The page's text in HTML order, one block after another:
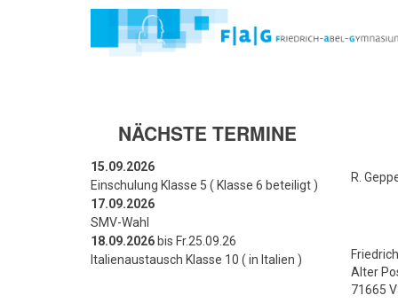
R.
Alter
71665
NÄCHSTE TERMINE
15.09.2026
Einschulung Klasse 5 ( Klasse 6 beteiligt )
17.09.2026
SMV-Wahl
18.09.2026 bis Fr.25.09.26
Italienaustausch Klasse 10 ( in Italien )